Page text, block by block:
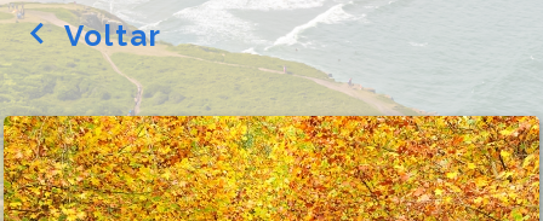
arrow_back_ios Voltar